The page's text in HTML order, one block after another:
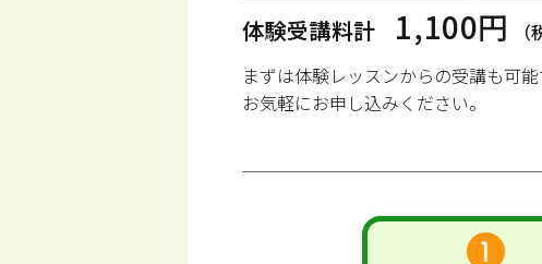
体験受講料計 1,100円
（
まずは体験レッスンからの受講も可能
お気軽にお申し込みください。